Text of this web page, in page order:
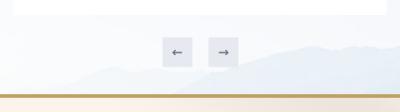
关负责人参加会议。会前，徐西昌陪同王锐一...